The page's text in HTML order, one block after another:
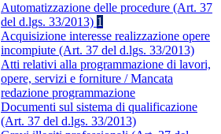
Automatizzazione delle procedure (Art. 37
del d.lgs. 33/2013) 1
Acquisizione interesse realizzazione opere
incompiute (Art. 37 del d.lgs. 33/2013)
Atti relativi alla programmazione di lavori,
opere, servizi e forniture / Mancata
redazione programmazione
Documenti sul sistema di qualificazione
(Art. 37 del d.lgs. 33/2013)